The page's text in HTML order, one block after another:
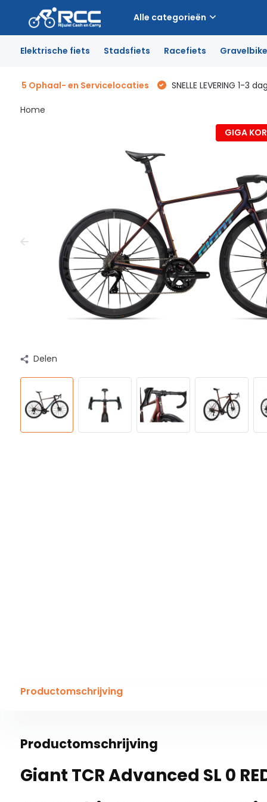
Alle categorieën
Elektrische fiets Stadsfiets Racefiets Gravelbike
5 Ophaal- en Servicelocaties SNELLE LEVERING 1-3
Home
GIGA
Delen
Productomschrijving
Productomschrijving
Giant TCR Advanced SL 0